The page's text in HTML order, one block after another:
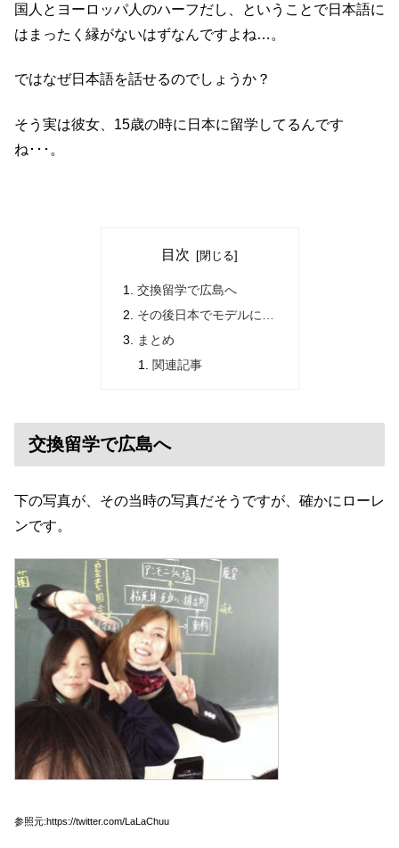
国人とヨーロッパ人のハーフだし、ということで日本語に
はまったく縁がないはずなんですよね…。
ではなぜ日本語を話せるのでしょうか？
そう実は彼女、15歳の時に日本に留学してるんです
ね･･･。
目次
交換留学で広島へ
その後日本でモデルに…
まとめ
関連記事
交換留学で広島へ
下の写真が、その当時の写真だそうですが、確かにローレ
ンです。
参照元:https://twitter.com/LaLaChuu